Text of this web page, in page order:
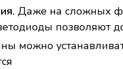
Даже на сложных
позволяют
можно